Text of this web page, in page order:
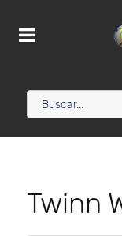
Twinn